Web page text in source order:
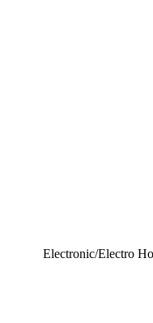
Electronic/Electro